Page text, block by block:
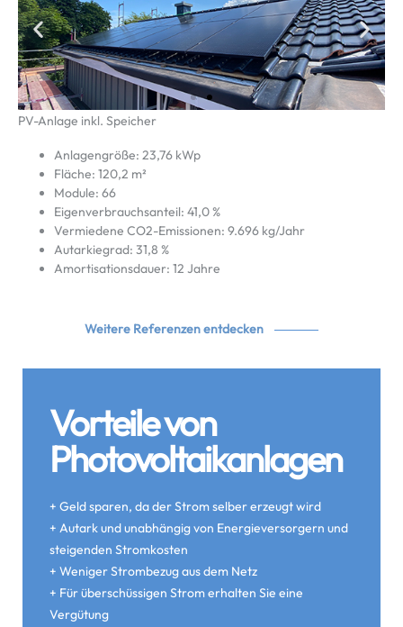
PV-Anlage inkl. Speicher
Anlagengröße: 23,76 kWp
Fläche: 120,2 m²
Module: 66
Eigenverbrauchsanteil: 41,0 %
Vermiedene CO2-Emissionen: 9.696 kg/Jahr
Autarkiegrad: 31,8 %
Amortisationsdauer: 12 Jahre
Weitere Referenzen entdecken
Vorteile von
Photovoltaikanlagen
+ Geld sparen, da der Strom selber erzeugt wird
+ Autark und unabhängig von Energieversorgern und
steigenden Stromkosten
+ Weniger Strombezug aus dem Netz
+ Für überschüssigen Strom erhalten Sie eine
Vergütung